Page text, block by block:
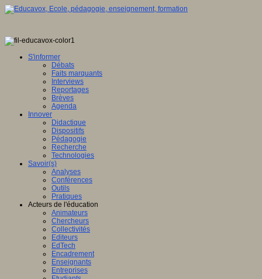
S'informer
Débats
Faits marquants
Interviews
Reportages
Brèves
Agenda
Innover
Didactique
Dispositifs
Pédagogie
Recherche
Technologies
Savoir(s)
Analyses
Conférences
Outils
Pratiques
Acteurs de l'éducation
Animateurs
Chercheurs
Collectivités
Editeurs
EdTech
Encadrement
Enseignants
Entreprises